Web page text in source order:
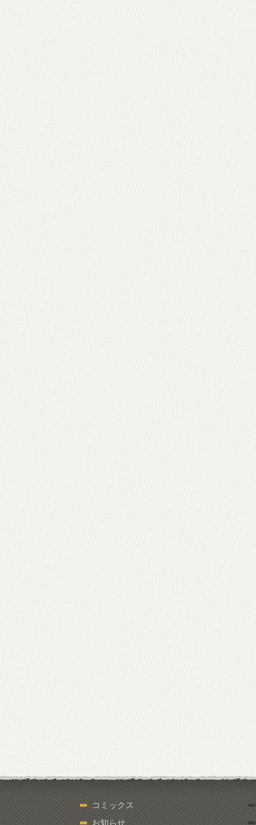
コミックス
お知らせ